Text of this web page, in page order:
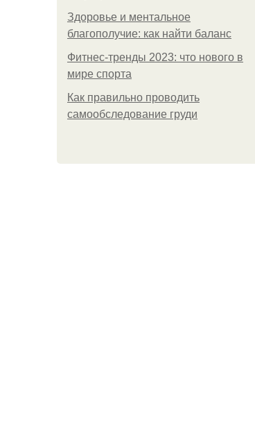
Здоровье и ментальное
благополучие: как найти баланс
Фитнес-тренды 2023: что нового в
мире спорта
Как правильно проводить
самообследование груди